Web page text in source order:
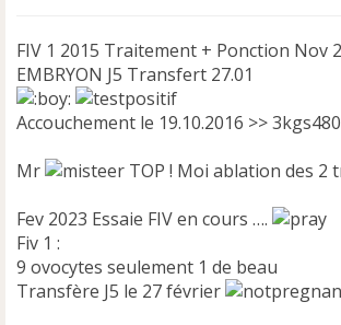
FIV 1 2015 Traitement + Ponction Nov
EMBRYON J5 Transfert 27.01
Accouchement le 19.10.2016 >>
Mr
TOP ! Moi ablation des 2
Fev 2023 Essaie FIV en cours ….
Fiv 1 :
9 ovocytes seulement 1 de beau
Transfère J5 le 27 février